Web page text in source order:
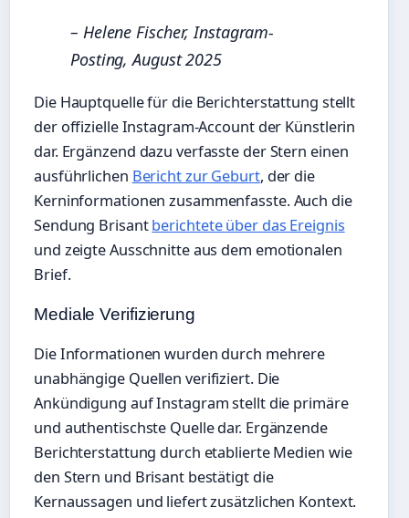
– Helene Fischer, Instagram-
Posting, August 2025
Die Hauptquelle für die Berichterstattung stellt
der offizielle Instagram-Account der Künstlerin
dar. Ergänzend dazu verfasste der Stern einen
ausführlichen Bericht zur Geburt, der die
Kerninformationen zusammenfasste. Auch die
Sendung Brisantberichtete über das Ereignis
und zeigte Ausschnitte aus dem emotionalen
Brief.
Mediale Verifizierung
Die Informationen wurden durch mehrere
unabhängige Quellen verifiziert. Die
Ankündigung auf Instagram stellt die primäre
und authentischste Quelle dar. Ergänzende
Berichterstattung durch etablierte Medien wie
den Stern und Brisant bestätigt die
Kernaussagen und liefert zusätzlichen Kontext.